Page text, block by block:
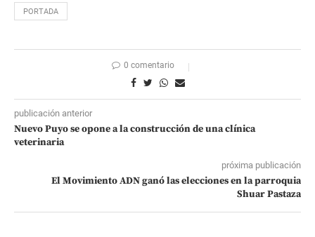
PORTADA
0 comentario
publicación anterior
Nuevo Puyo se opone a la construcción de una clínica
veterinaria
próxima publicación
El Movimiento ADN ganó las elecciones en la parroquia
Shuar Pastaza